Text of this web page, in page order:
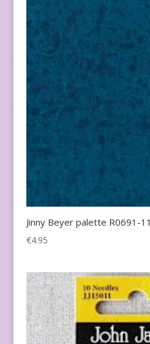
Jinny Beyer palette R0691-11
€4.95